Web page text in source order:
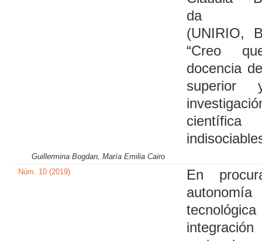
da
(UNIRIO,
“Creo
docencia
Guillermina Bogdan, María Emilia Cairo
Núm. 10 (2019)
En
autonomía
integración